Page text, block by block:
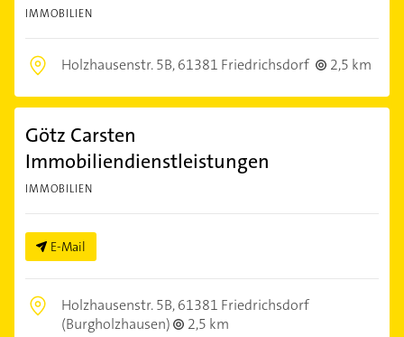
IMMOBILIEN
Holzhausenstr. 5B,61381 Friedrichsdorf 2,5 km
Götz Carsten
Immobiliendienstleistungen
IMMOBILIEN
E-Mail
Holzhausenstr. 5B,61381 Friedrichsdorf
(Burgholzhausen)
2,5 km